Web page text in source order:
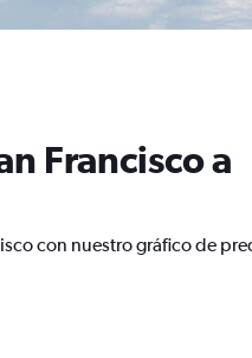
Francisco a
con nuestro gráfico de